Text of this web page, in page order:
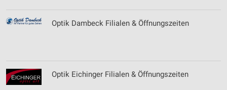
Optik Dambeck Filialen & Öffnungszeiten
Optik Eichinger Filialen & Öffnungszeiten